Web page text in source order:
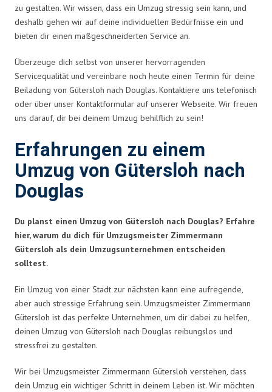
zu gestalten. Wir wissen, dass ein Umzug stressig sein kann, und
deshalb gehen wir auf deine individuellen Bedürfnisse ein und
bieten dir einen maßgeschneiderten Service an.
Überzeuge dich selbst von unserer hervorragenden
Servicequalität und vereinbare noch heute einen Termin für deine
Beiladung von Gütersloh nach Douglas. Kontaktiere uns telefonisch
oder über unser Kontaktformular auf unserer Webseite. Wir freuen
uns darauf, dir bei deinem Umzug behilflich zu sein!
Erfahrungen zu einem
Umzug von Gütersloh nach
Douglas
Du planst einen Umzug von Gütersloh nach Douglas? Erfahre
hier, warum du dich für Umzugsmeister Zimmermann
Gütersloh als dein Umzugsunternehmen entscheiden
solltest.
Ein Umzug von einer Stadt zur nächsten kann eine aufregende,
aber auch stressige Erfahrung sein. Umzugsmeister Zimmermann
Gütersloh ist das perfekte Unternehmen, um dir dabei zu helfen,
deinen Umzug von Gütersloh nach Douglas reibungslos und
stressfrei zu gestalten.
Wir bei Umzugsmeister Zimmermann Gütersloh verstehen, dass
dein Umzug ein wichtiger Schritt in deinem Leben ist. Wir möchten